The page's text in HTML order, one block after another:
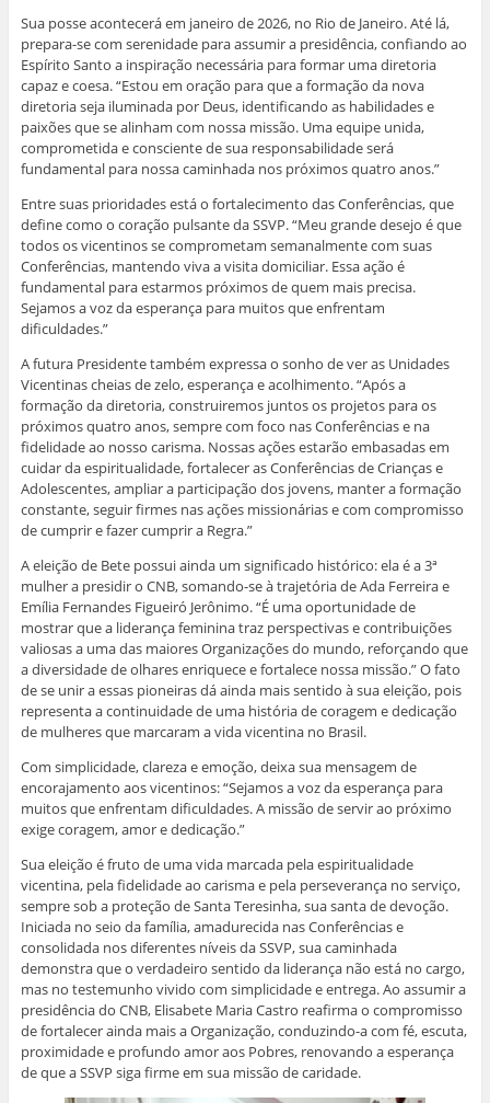
Sua posse acontecerá em janeiro de 2026, no Rio de Janeiro. Até lá,
prepara-se com serenidade para assumir a presidência, confiando ao
Espírito Santo a inspiração necessária para formar uma diretoria
capaz e coesa. “Estou em oração para que a formação da nova
diretoria seja iluminada por Deus, identificando as habilidades e
paixões que se alinham com nossa missão. Uma equipe unida,
comprometida e consciente de sua responsabilidade será
fundamental para nossa caminhada nos próximos quatro anos.”
Entre suas prioridades está o fortalecimento das Conferências, que
define como o coração pulsante da SSVP. “Meu grande desejo é que
todos os vicentinos se comprometam semanalmente com suas
Conferências, mantendo viva a visita domiciliar. Essa ação é
fundamental para estarmos próximos de quem mais precisa.
Sejamos a voz da esperança para muitos que enfrentam
dificuldades.”
A futura Presidente também expressa o sonho de ver as Unidades
Vicentinas cheias de zelo, esperança e acolhimento. “Após a
formação da diretoria, construiremos juntos os projetos para os
próximos quatro anos, sempre com foco nas Conferências e na
fidelidade ao nosso carisma. Nossas ações estarão embasadas em
cuidar da espiritualidade, fortalecer as Conferências de Crianças e
Adolescentes, ampliar a participação dos jovens, manter a formação
constante, seguir firmes nas ações missionárias e com compromisso
de cumprir e fazer cumprir a Regra.”
A eleição de Bete possui ainda um significado histórico: ela é a 3ª
mulher a presidir o CNB, somando-se à trajetória de Ada Ferreira e
Emília Fernandes Figueiró Jerônimo. “É uma oportunidade de
mostrar que a liderança feminina traz perspectivas e contribuições
valiosas a uma das maiores Organizações do mundo, reforçando que
a diversidade de olhares enriquece e fortalece nossa missão.” O fato
de se unir a essas pioneiras dá ainda mais sentido à sua eleição, pois
representa a continuidade de uma história de coragem e dedicação
de mulheres que marcaram a vida vicentina no Brasil.
Com simplicidade, clareza e emoção, deixa sua mensagem de
encorajamento aos vicentinos: “Sejamos a voz da esperança para
muitos que enfrentam dificuldades. A missão de servir ao próximo
exige coragem, amor e dedicação.”
Sua eleição é fruto de uma vida marcada pela espiritualidade
vicentina, pela fidelidade ao carisma e pela perseverança no serviço,
sempre sob a proteção de Santa Teresinha, sua santa de devoção.
Iniciada no seio da família, amadurecida nas Conferências e
consolidada nos diferentes níveis da SSVP, sua caminhada
demonstra que o verdadeiro sentido da liderança não está no cargo,
mas no testemunho vivido com simplicidade e entrega. Ao assumir a
presidência do CNB, Elisabete Maria Castro reafirma o compromisso
de fortalecer ainda mais a Organização, conduzindo-a com fé, escuta,
proximidade e profundo amor aos Pobres, renovando a esperança
de que a SSVP siga firme em sua missão de caridade.